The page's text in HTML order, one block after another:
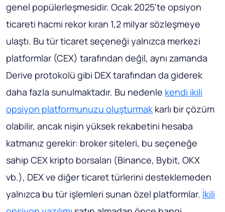
genel popülerleşmesidir. Ocak 2025'te opsiyon
ticareti hacmi rekor kıran 1,2 milyar sözleşmeye
ulaştı. Bu tür ticaret seçeneği yalnızca merkezi
platformlar (CEX) tarafından değil, aynı zamanda
Derive protokolü gibi DEX tarafından da giderek
daha fazla sunulmaktadır. Bu nedenle kendi ikili
opsiyon platformunuzu oluşturmak karlı bir çözüm
olabilir, ancak nişin yüksek rekabetini hesaba
katmanız gerekir: broker siteleri, bu seçeneğe
sahip CEX kripto borsaları (Binance, Bybit, OKX
vb.), DEX ve diğer ticaret türlerini desteklemeden
yalnızca bu tür işlemleri sunan özel platformlar. İkili